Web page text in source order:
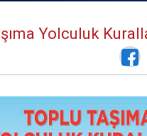
Yolculuk